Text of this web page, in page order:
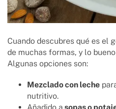
Cuando descubres qué es el
de muchas formas, y lo
Algunas opciones son:
Mezclado con leche
nutritivo.